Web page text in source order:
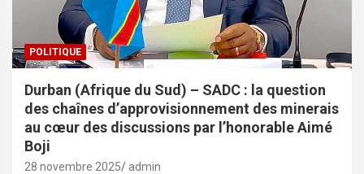
POLITIQUE
Durban (Afrique du Sud) – SADC : la question
des chaînes d’approvisionnement des minerais
au cœur des discussions par l’honorable Aimé
Boji
28 novembre 2025 admin